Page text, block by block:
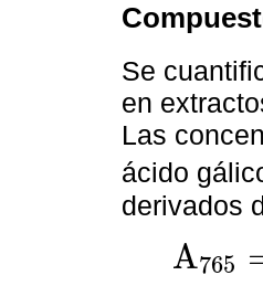
Se
en
Las
ácido
derivados
A765
A765=